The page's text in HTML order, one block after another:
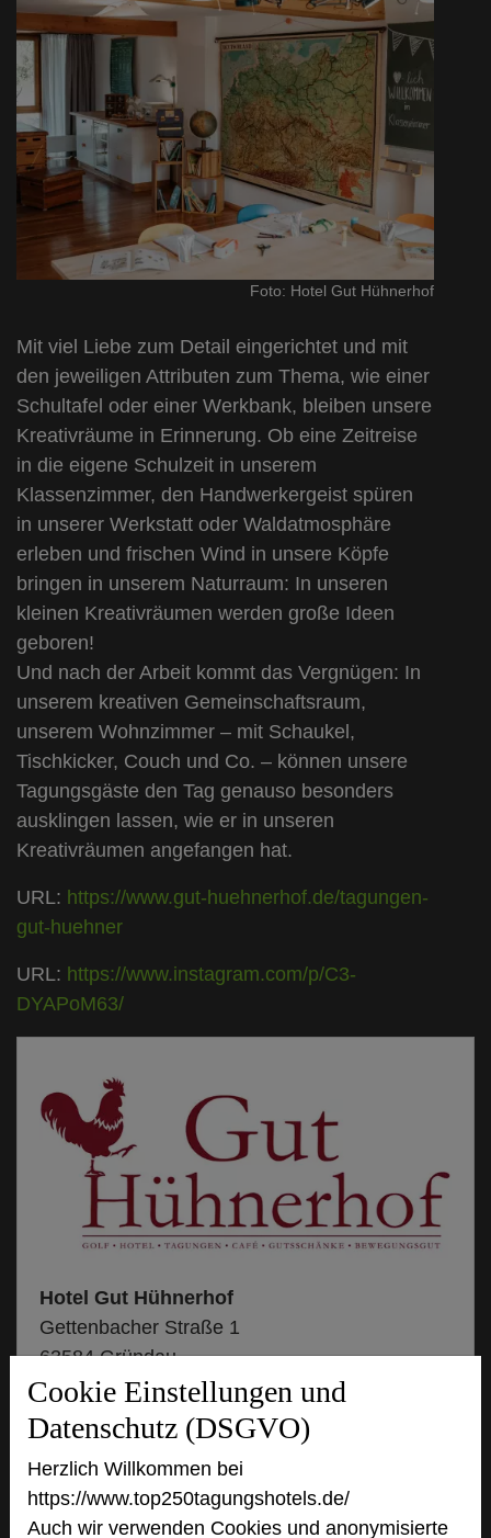
Cookie Einstellungen und
Datenschutz (DSGVO)
Herzlich Willkommen bei
https://www.top250tagungshotels.de/
Auch wir verwenden Cookies und anonymisierte
Foto: Hotel Gut Hühnerhof
Mit viel Liebe zum Detail eingerichtet und mit
den jeweiligen Attributen zum Thema, wie einer
Schultafel oder einer Werkbank, bleiben unsere
Kreativräume in Erinnerung. Ob eine Zeitreise
in die eigene Schulzeit in unserem
Klassenzimmer, den Handwerkergeist spüren
in unserer Werkstatt oder Waldatmosphäre
erleben und frischen Wind in unsere Köpfe
bringen in unserem Naturraum: In unseren
kleinen Kreativräumen werden große Ideen
geboren!
Und nach der Arbeit kommt das Vergnügen: In
unserem kreativen Gemeinschaftsraum,
unserem Wohnzimmer – mit Schaukel,
Tischkicker, Couch und Co. – können unsere
Tagungsgäste den Tag genauso besonders
ausklingen lassen, wie er in unseren
Kreativräumen angefangen hat.
URL: https://www.gut-huehnerhof.de/tagungen-
gut-huehner
URL: https://www.instagram.com/p/C3-
DYAPoM63/
Hotel Gut Hühnerhof
Gettenbacher Straße 1
63584 Gründau
phone +49 6058 916384-97
Email
language Homepage